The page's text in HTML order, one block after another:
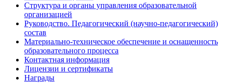
Структура и органы управления образовательной
организацией
Руководство. Педагогический (научно-педагогический)
состав
Материально-техническое обеспечение и оснащенность
образовательного процесса
Контактная информация
Лицензии и сертификаты
Награды